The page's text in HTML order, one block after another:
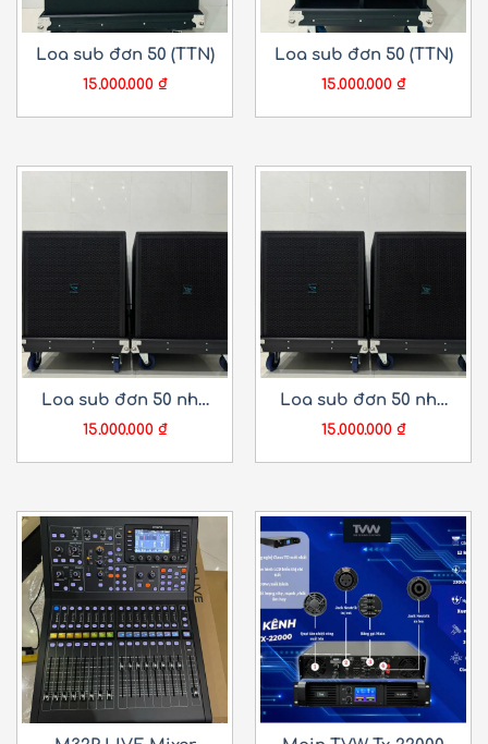
Loa sub đơn 50 (TTN)
15.000.000 ₫
Loa sub đơn 50 (TTN)
15.000.000 ₫
Loa sub đơn 50 nhỏ
gọn (TTN)
15.000.000 ₫
Loa sub đơn 50 nhỏ
gọn (TTN)
15.000.000 ₫